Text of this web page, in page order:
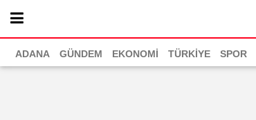
ADANA GÜNDEM EKONOMİ TÜRKİYE SPOR